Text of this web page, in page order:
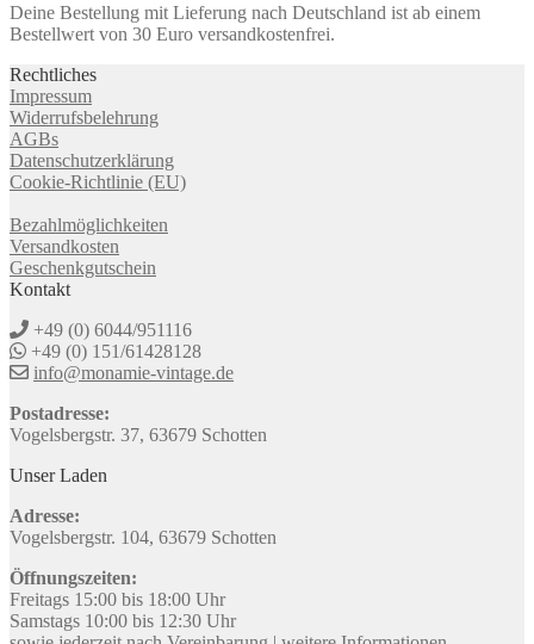
Deine Bestellung mit Lieferung nach Deutschland ist ab einem
Bestellwert von 30 Euro versandkostenfrei.
Rechtliches
Impressum
Widerrufsbelehrung
AGBs
Datenschutzerklärung
Cookie-Richtlinie (EU)
Bezahlmöglichkeiten
Versandkosten
Geschenkgutschein
Kontakt
+49 (0) 6044/951116
+49 (0) 151/61428128
info@monamie-vintage.de
Postadresse:
Vogelsbergstr. 37, 63679 Schotten
Unser Laden
Adresse:
Vogelsbergstr. 104, 63679 Schotten
Öffnungszeiten:
Freitags 15:00 bis 18:00 Uhr
Samstags 10:00 bis 12:30 Uhr